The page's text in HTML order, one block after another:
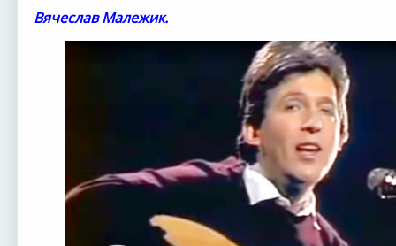
Вячеслав Малежик.